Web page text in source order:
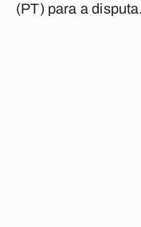
(PT) para a disputa.